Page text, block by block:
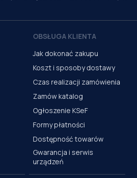
OBSŁUGA KLIENTA
Jak dokonać zakupu
Koszt i sposoby dostawy
Czas realizacji zamówienia
Zamów katalog
Ogłoszenie KSeF
Formy płatności
Dostępność towarów
Gwarancja i serwis
urządzeń